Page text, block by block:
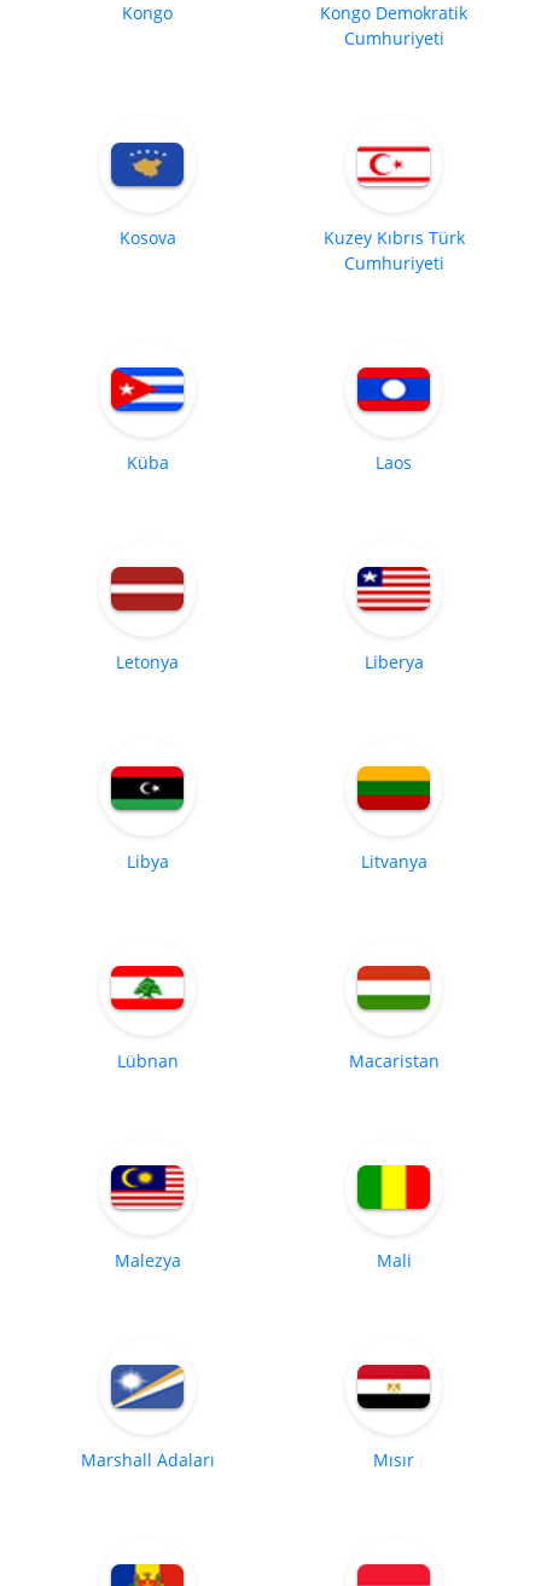
Kongo
Kongo Demokratik
Cumhuriyeti
Kosova
Kuzey Kıbrıs Türk
Cumhuriyeti
Küba Laos
Letonya Liberya
Libya Litvanya
Lübnan Macaristan
Malezya Mali
Marshall Adaları Mısır